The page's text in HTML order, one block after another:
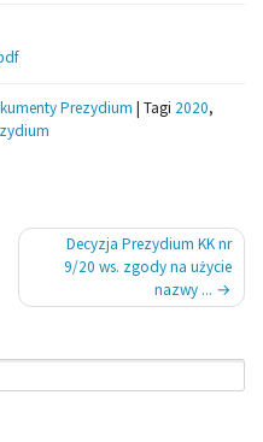
Prezydium | Tagi 2020,
Decyzja Prezydium KK nr
9/20 ws. zgody na użycie
nazwy ...